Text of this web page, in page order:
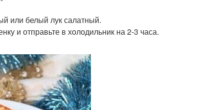
или белый лук салатный.
и отправьте в холодильник на 2-3 часа.